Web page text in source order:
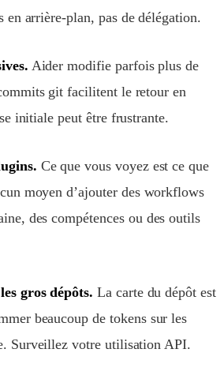
en arrière-plan, pas de délégation.
Aider modifie parfois plus de
git facilitent le retour en
initiale peut être frustrante.
Ce que vous voyez est ce que
moyen d’ajouter des workflows
des compétences ou des outils
gros dépôts. La carte du dépôt est
beaucoup de tokens sur les
Surveillez votre utilisation API.